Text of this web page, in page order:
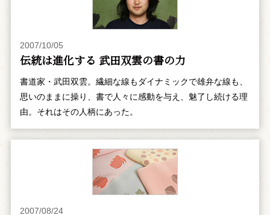
2007/10/05
伝統は進化する 武田双雲の書の力
書道家・武田双雲。繊細な線もダイナミックで雄弁な線も、
思いのままに操り、書で人々に感動を与え、魅了し続ける理
由。それはその人柄にあった。
2007/08/24